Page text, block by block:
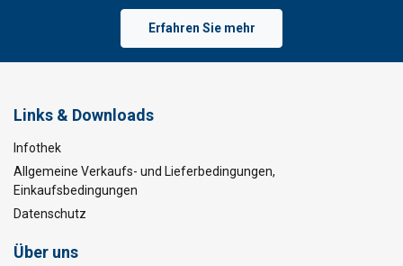
Erfahren Sie mehr
Links & Downloads
Infothek
Allgemeine Verkaufs- und Lieferbedingungen,
Einkaufsbedingungen
Datenschutz
Über uns